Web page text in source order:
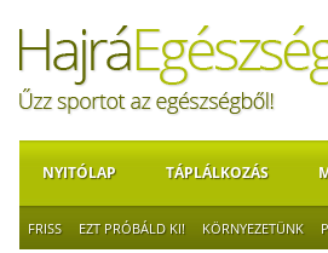
NYITÓLAP TÁPLÁLKOZÁS
FRISS EZT PRÓBÁLD KI! KÖRNYEZETÜNK